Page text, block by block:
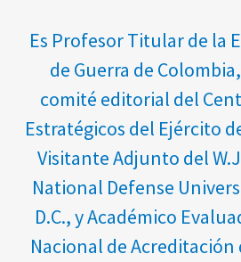
Es Profesor Titular de la
de Guerra de
comité editorial del
Estratégicos del Ejército
Visitante Adjunto del
National Defense
D.C., y Académico
Nacional de Acreditación